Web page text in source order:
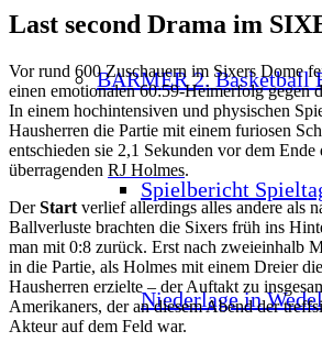
BARMER 2. Basketball
Spielbericht
Niederlage in Wedel
Last second Drama im
Vor rund 600 Zuschauern im Sixers Dome
einen emotionalen 60:59-Heimerfolg gegen
In einem hochintensiven und physischen
Hausherren die Partie mit einem furiosen
entschieden sie 2,1 Sekunden vor dem
überragenden RJ Holmes.
DerStart verlief allerdings alles andere als
Ballverluste brachten die Sixers früh ins
man mit 0:8 zurück. Erst nach zweieinhalb
in die Partie, als Holmes mit einem Dreier
Hausherren erzielte – der Auftakt zu
Amerikaners, der an diesem Abend der
Akteur auf dem Feld war.